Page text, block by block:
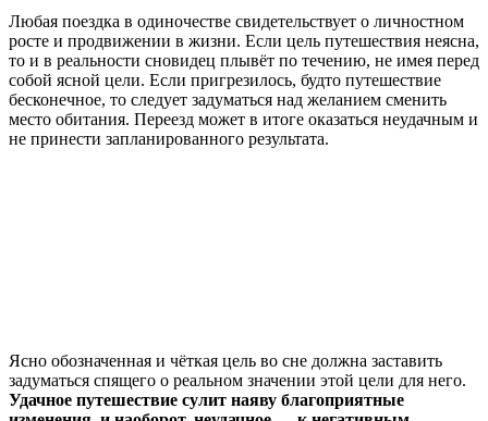
Любая поездка в одиночестве свидетельствует о личностном
росте и продвижении в жизни. Если цель путешествия неясна,
то и в реальности сновидец плывёт по течению, не имея перед
собой ясной цели. Если пригрезилось, будто путешествие
бесконечное, то следует задуматься над желанием сменить
место обитания. Переезд может в итоге оказаться неудачным и
не принести запланированного результата.
Ясно обозначенная и чёткая цель во сне должна заставить
задуматься спящего о реальном значении этой цели для него.
Удачное путешествие сулит наяву благоприятные